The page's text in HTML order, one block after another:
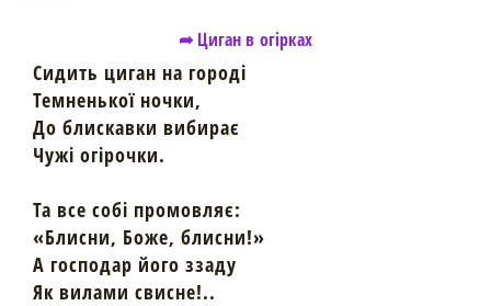
➦ Циган в огірках
Сидить циган на городі
Темненької ночки,
До блискавки вибирає
Чужі огірочки.
Та все собі промовляє:
«Блисни, Боже, блисни!»
А господар його ззаду
Як вилами свисне!..